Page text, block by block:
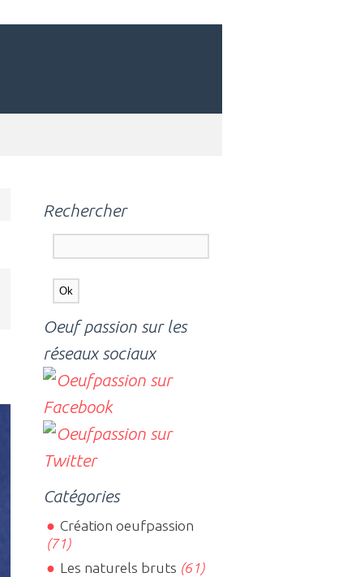
Rechercher
Oeuf passion sur les
réseaux sociaux
Catégories
Création oeufpassion
(71)
Les naturels bruts (61)